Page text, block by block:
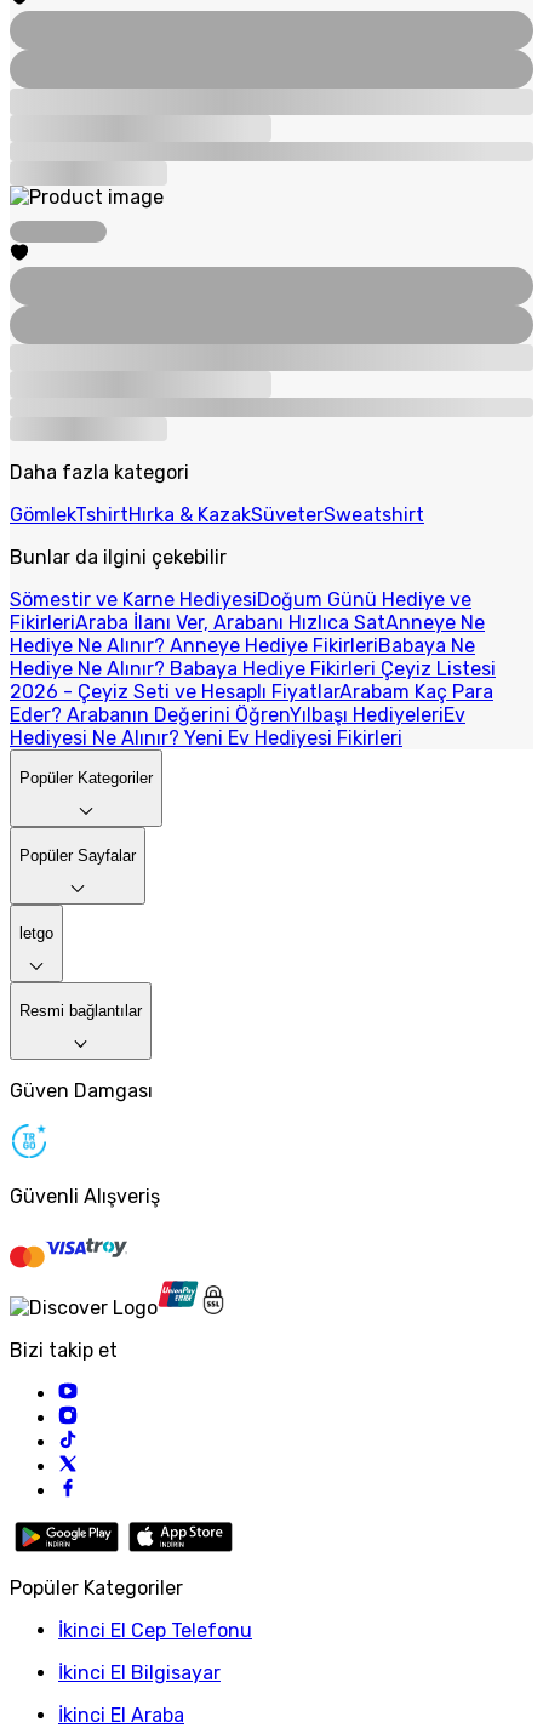
Daha fazla kategori
GömlekTshirtHırka & KazakSüveterSweatshirt
Bunlar da ilgini çekebilir
Sömestir ve Karne HediyesiDoğum Günü Hediye ve
FikirleriAraba İlanı Ver, Arabanı Hızlıca SatAnneye Ne
Hediye Ne Alınır? Anneye Hediye FikirleriBabaya Ne
Hediye Ne Alınır? Babaya Hediye Fikirleri Çeyiz Listesi
2026 - Çeyiz Seti ve Hesaplı FiyatlarArabam Kaç Para
Eder? Arabanın Değerini ÖğrenYılbaşı HediyeleriEv
Hediyesi Ne Alınır? Yeni Ev Hediyesi Fikirleri
Popüler Kategoriler
Popüler Sayfalar
letgo
Resmi bağlantılar
Güven Damgası
Güvenli Alışveriş
Bizi takip et
Popüler Kategoriler
İkinci El Cep Telefonu
İkinci El Bilgisayar
İkinci El Araba